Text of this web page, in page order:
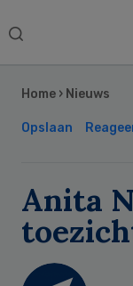
Search
Home › Nieuws
Opslaan
Anita
Sidebar